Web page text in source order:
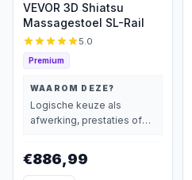
VEVOR 3D Shiatsu
Massagestoel SL-Rail
5.0
Premium
WAAROM DEZE?
Logische keuze als
afwerking, prestaties of
€886,99